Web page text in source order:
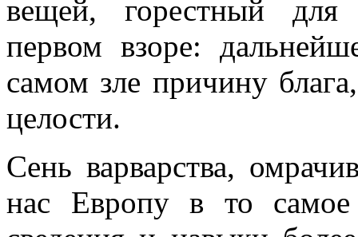
вещей, горестный для
первом взоре:
самом зле причину
целости.
Сень варварства,
нас Европу в то самое